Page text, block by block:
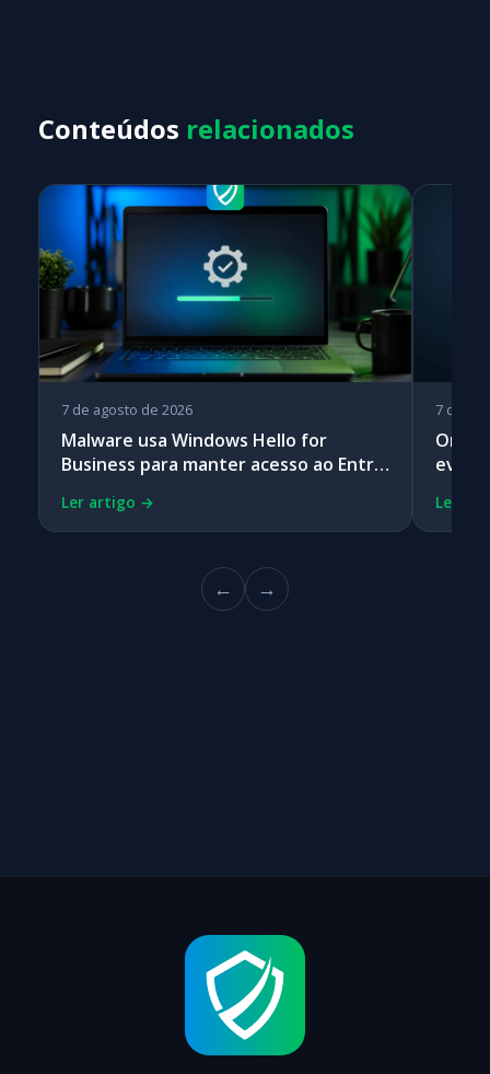
Conteúdos relacionados
7 de agosto de 2026
Malware usa Windows Hello for
Business para manter acesso ao Entra
Ler artigo →
7 de
Ler
← →